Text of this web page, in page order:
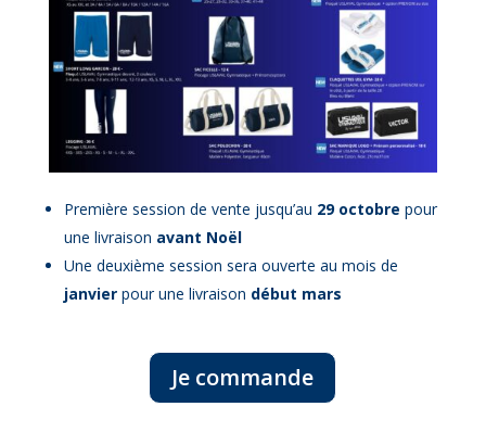
Première session de vente jusqu’au 29 octobre pour
une livraison avant Noël
Une deuxième session sera ouverte au mois de
janvierpour une livraison début mars
Je commande